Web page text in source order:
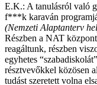
E.K.: A tanulásról való
f***k karaván
(Nemzeti Alaptanterv
Részben a NAT
reagáltunk, részben
egyhetes
résztvevőkkel közösen
tudást szeretett volna